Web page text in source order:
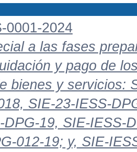
0001-2024
a las fases
y pago de
bienes y servicios:
SIE-23-IESS-
DPG-19, SIE-IESS-
012-19; y, SIE-